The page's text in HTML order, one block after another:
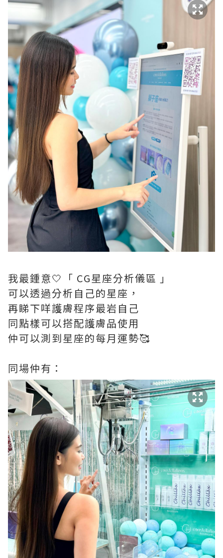
我最鍾意🤍「 CG星座分析儀區 」
可以透過分析自己的星座，
再睇下咩護膚程序最岩自己
同點樣可以搭配護膚品使用
仲可以測到星座的每月運勢🥰
同場仲有：